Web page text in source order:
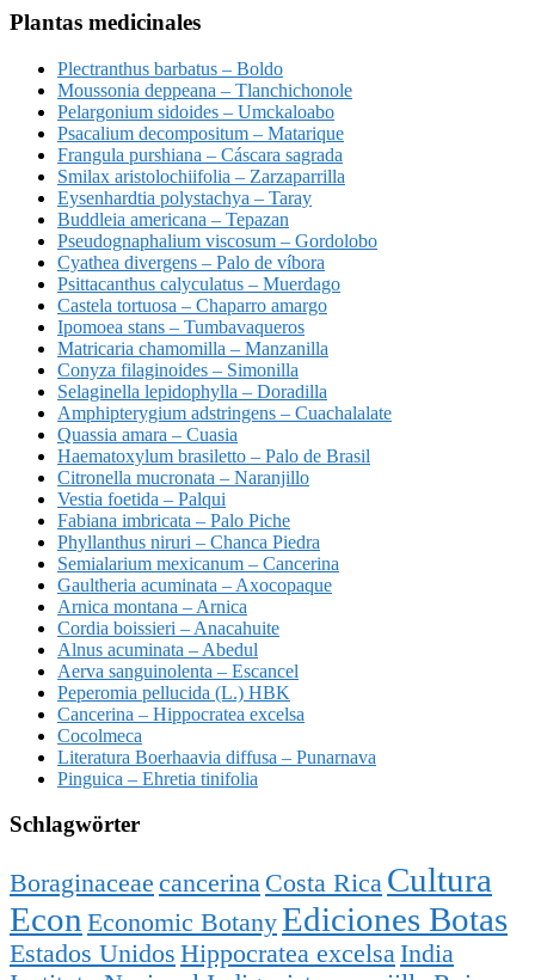
Plantas medicinales
Plectranthus barbatus – Boldo
Moussonia deppeana – Tlanchichonole
Pelargonium sidoides – Umckaloabo
Psacalium decompositum – Matarique
Frangula purshiana – Cáscara sagrada
Smilax aristolochiifolia – Zarzaparrilla
Eysenhardtia polystachya – Taray
Buddleia americana – Tepazan
Pseudognaphalium viscosum – Gordolobo
Cyathea divergens – Palo de víbora
Psittacanthus calyculatus – Muerdago
Castela tortuosa – Chaparro amargo
Ipomoea stans – Tumbavaqueros
Matricaria chamomilla – Manzanilla
Conyza filaginoides – Simonilla
Selaginella lepidophylla – Doradilla
Amphipterygium adstringens – Cuachalalate
Quassia amara – Cuasia
Haematoxylum brasiletto – Palo de Brasil
Citronella mucronata – Naranjillo
Vestia foetida – Palqui
Fabiana imbricata – Palo Piche
Phyllanthus niruri – Chanca Piedra
Semialarium mexicanum – Cancerina
Gaultheria acuminata – Axocopaque
Arnica montana – Arnica
Cordia boissieri – Anacahuite
Alnus acuminata – Abedul
Aerva sanguinolenta – Escancel
Peperomia pellucida (L.) HBK
Cancerina – Hippocratea excelsa
Cocolmeca
Literatura Boerhaavia diffusa – Punarnava
Pinguica – Ehretia tinifolia
Schlagwörter
Boraginaceae cancerina Costa Rica Cultura
Econ Economic BotanyEdiciones Botas
Estados Unidos Hippocratea excelsaIndia